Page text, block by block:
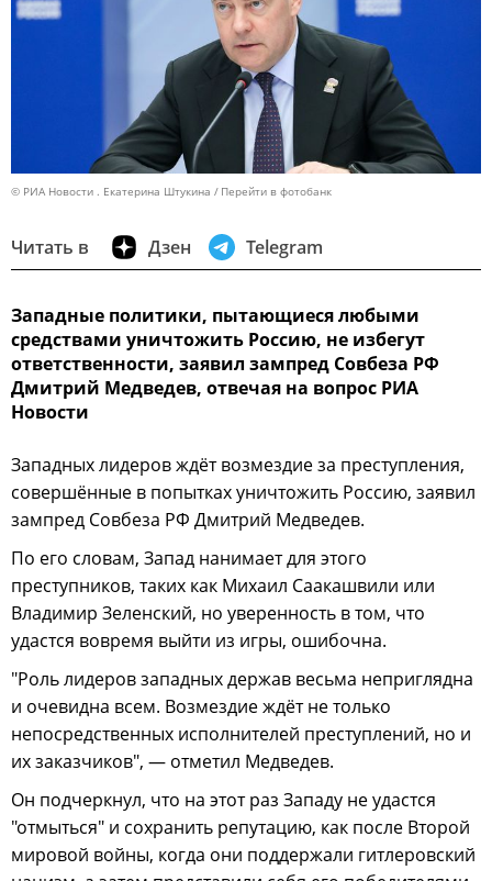
© РИА Новости . Екатерина Штукина Перейти в фотобанк
Читать в Дзен Telegram
Западные политики, пытающиеся любыми
средствами уничтожить Россию, не избегут
ответственности, заявил зампред Совбеза РФ
Дмитрий Медведев, отвечая на вопрос РИА
Новости
Западных лидеров ждёт возмездие за преступления,
совершённые в попытках уничтожить Россию, заявил
зампред Совбеза РФ Дмитрий Медведев.
По его словам, Запад нанимает для этого
преступников, таких как Михаил Саакашвили или
Владимир Зеленский, но уверенность в том, что
удастся вовремя выйти из игры, ошибочна.
"Роль лидеров западных держав весьма неприглядна
и очевидна всем. Возмездие ждёт не только
непосредственных исполнителей преступлений, но и
их заказчиков", — отметил Медведев.
Он подчеркнул, что на этот раз Западу не удастся
"отмыться" и сохранить репутацию, как после Второй
мировой войны, когда они поддержали гитлеровский